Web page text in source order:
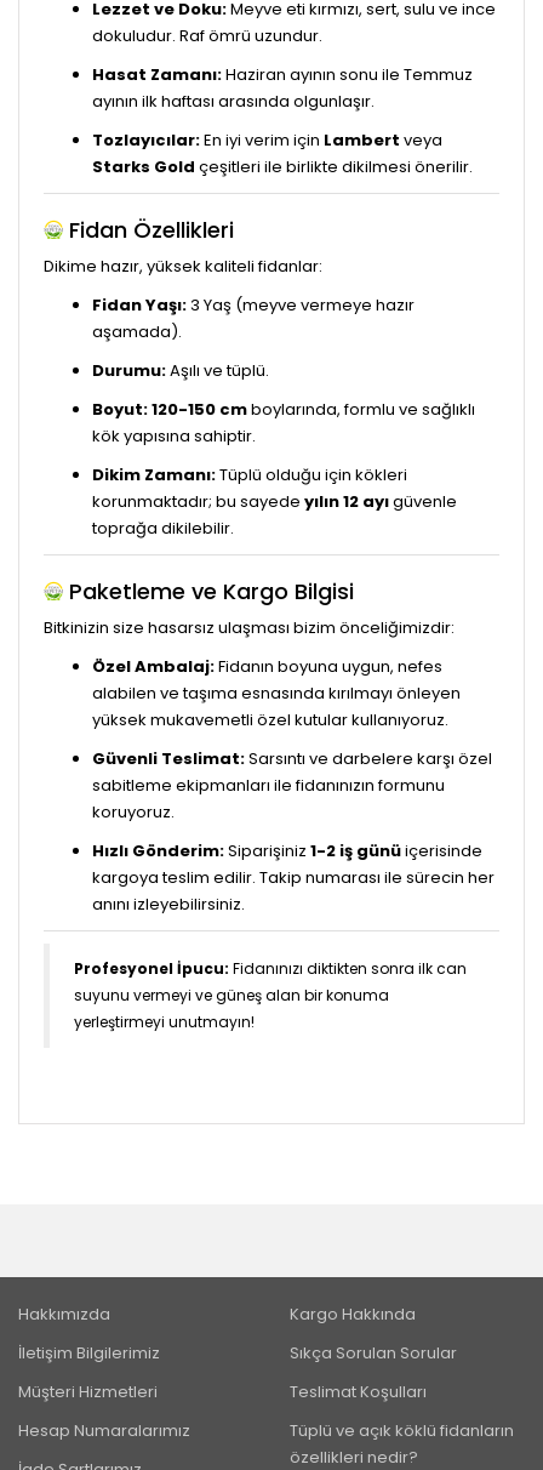
Lezzet ve Doku:Meyve eti kırmızı, sert, sulu ve ince
dokuludur. Raf ömrü uzundur.
Hasat Zamanı:Haziran ayının sonu ile Temmuz
ayının ilk haftası arasında olgunlaşır.
Tozlayıcılar:En iyi verim için Lambert veya
Starks Gold çeşitleri ile birlikte dikilmesi önerilir.
Fidan Özellikleri
Dikime hazır, yüksek kaliteli fidanlar:
Fidan Yaşı:3 Yaş (meyve vermeye hazır
aşamada).
Durumu:Aşılı ve tüplü.
Boyut:120-150 cmboylarında, formlu ve sağlıklı
kök yapısına sahiptir.
Dikim Zamanı:Tüplü olduğu için kökleri
korunmaktadır; bu sayede yılın 12 ayıgüvenle
toprağa dikilebilir.
Paketleme ve Kargo Bilgisi
Bitkinizin size hasarsız ulaşması bizim önceliğimizdir:
Özel Ambalaj:Fidanın boyuna uygun, nefes
alabilen ve taşıma esnasında kırılmayı önleyen
yüksek mukavemetli özel kutular kullanıyoruz.
Güvenli Teslimat:Sarsıntı ve darbelere karşı özel
sabitleme ekipmanları ile fidanınızın formunu
koruyoruz.
Hızlı Gönderim:Siparişiniz 1-2 iş günüiçerisinde
kargoya teslim edilir. Takip numarası ile sürecin her
anını izleyebilirsiniz.
Profesyonel İpucu: Fidanınızı diktikten sonra ilk can
suyunu vermeyi ve güneş alan bir konuma
yerleştirmeyi unutmayın!
Hakkımızda
İletişim Bilgilerimiz
Müşteri Hizmetleri
Hesap Numaralarımız
Kargo Hakkında
Sıkça Sorulan Sorular
Teslimat Koşulları
Tüplü ve açık köklü fidanların
özellikleri nedir?